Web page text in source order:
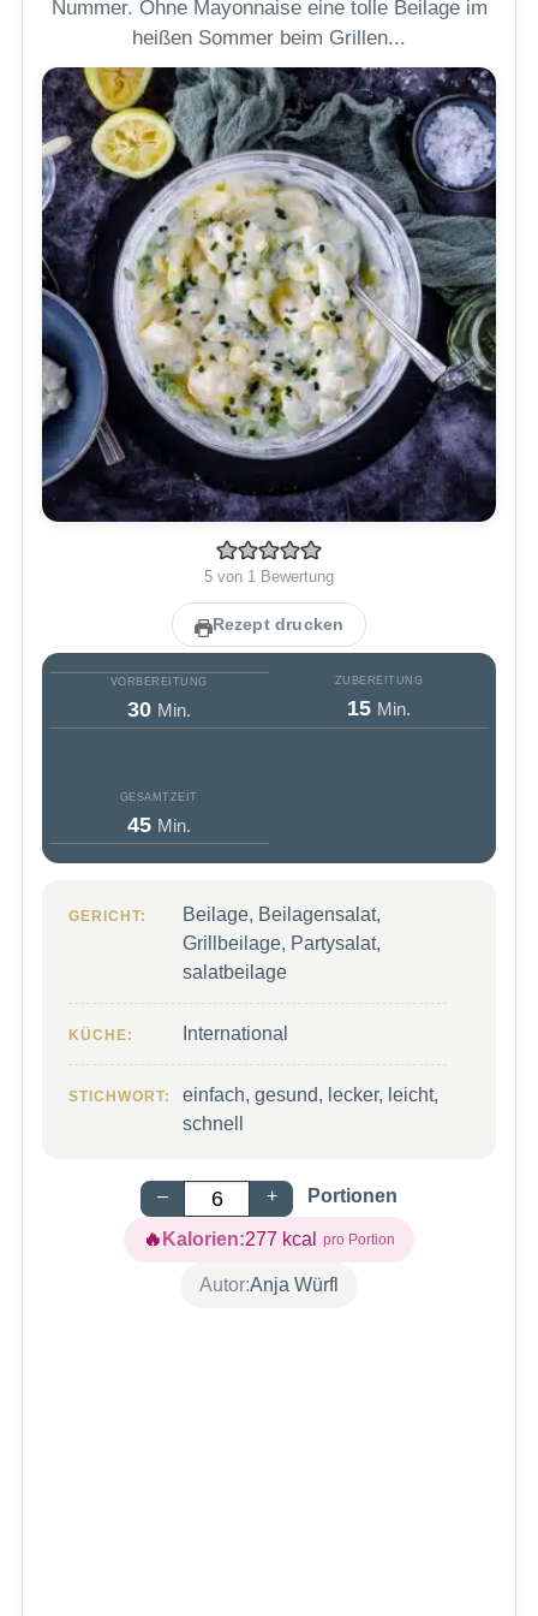
Nummer. Ohne Mayonnaise eine tolle Beilage im
heißen Sommer beim Grillen...
5 von 1 Bewertung
Rezept drucken
VORBEREITUNG
30Minuten
Min.
ZUBEREITUNG
15Minuten
Min.
GESAMTZEIT
45Minuten
Min.
GERICHT:
Beilage, Beilagensalat,
Grillbeilage, Partysalat,
salatbeilage
KÜCHE: International
STICHWORT:
einfach, gesund, lecker, leicht,
schnell
– + Portionen
Kalorien:277 kcal
Autor:Anja Würfl